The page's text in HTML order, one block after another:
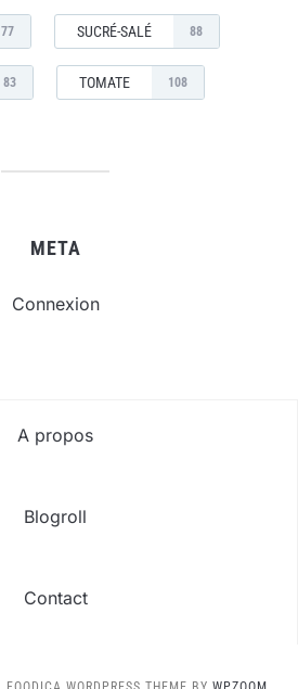
77 SUCRÉ-SALÉ 88
83 TOMATE 108
META
Connexion
A propos
Blogroll
Contact